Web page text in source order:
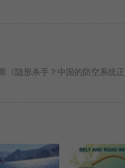
《隐形杀手？中国的防空系统